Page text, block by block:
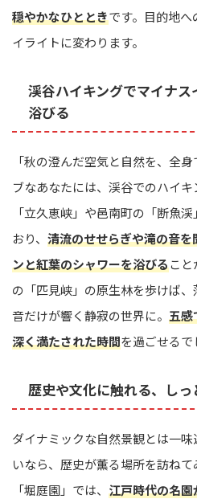
穏やかなひとときです。目的地
イライトに変わります。
渓谷ハイキングでマイナ
浴びる
「秋の澄んだ空気と自然を、全
ブなあなたには、渓谷でのハイ
「立久恵峡」や邑南町の「断魚
おり、 清流のせせらぎや滝の音
ンと紅葉のシャワーを浴びるこ
の「匹見峡」の原生林を歩けば
音だけが響く静寂の世界に。 五感
深く満たされた時間を過ごせるで
歴史や文化に触れる、し
ダイナミックな自然景観とは一
いなら、歴史が薫る場所を訪ね
「堀庭園」では、 江戸時代の名